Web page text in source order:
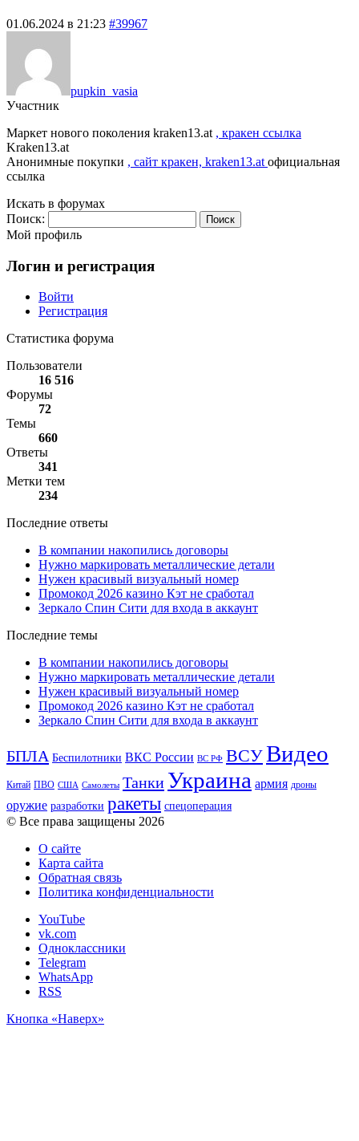
01.06.2024 в 21:23 #39967
pupkin_vasia
Участник
Маркет нового поколения kraken13.at , кракен ссылка
Kraken13.at
Анонимные покупки , сайт кракен, kraken13.at официальная
ссылка
Искать в форумах
Поиск:
Мой профиль
Логин и регистрация
Войти
Регистрация
Статистика форума
Пользователи
16 516
Форумы
72
Темы
660
Ответы
341
Метки тем
234
Последние ответы
В компании накопились договоры
Нужно маркировать металлические детали
Нужен красивый визуальный номер
Промокод 2026 казино Кэт не сработал
Зеркало Спин Сити для входа в аккаунт
Последние темы
В компании накопились договоры
Нужно маркировать металлические детали
Нужен красивый визуальный номер
Промокод 2026 казино Кэт не сработал
Зеркало Спин Сити для входа в аккаунт
БПЛА Беспилотники ВКС России ВС РФ ВСУВидео
Китай ПВО США Самолеты Танки Украина армия дроны
оружие разработки ракеты спецоперация
© Все права защищены 2026
О сайте
Карта сайта
Обратная связь
Политика конфиденциальности
YouTube
vk.com
Одноклассники
Telegram
WhatsApp
RSS
Кнопка «Наверх»